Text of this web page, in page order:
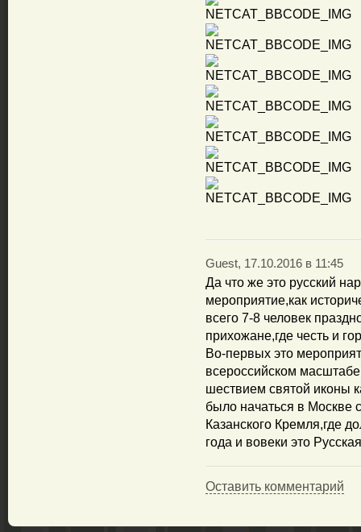
Guest, 17.10.2016 в 11:45
Да что же это русский
мероприятие,как
всего 7-8 человек
прихожане,где честь и
Во-первых это
всероссийском
шествием святой иконы
было начаться в Москве
Казанского Кремля,где
года и вовеки это
Оставить комментарий